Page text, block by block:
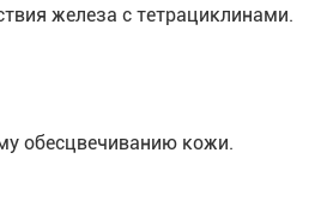
железа с тетрациклинами.
обесцвечиванию кожи.